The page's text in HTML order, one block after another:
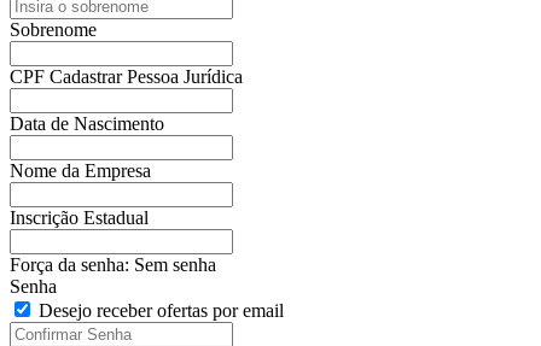
Sobrenome
CPF Cadastrar Pessoa Jurídica
Data de Nascimento
Nome da Empresa
Inscrição Estadual
Força da senha: Sem senha
Senha
Desejo receber ofertas por email